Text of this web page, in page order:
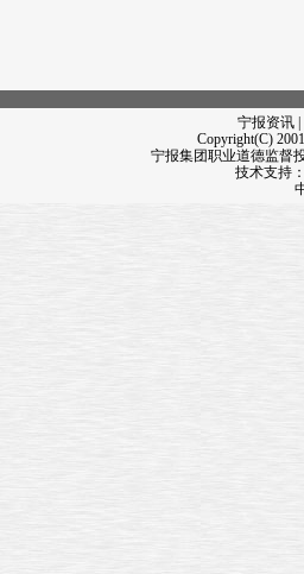
宁报资讯
Copyright(C)
宁报集团职业道德监督
技术支持